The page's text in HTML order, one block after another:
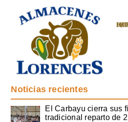
Noticias recientes
El Carbayu cierra sus
tradicional reparto de